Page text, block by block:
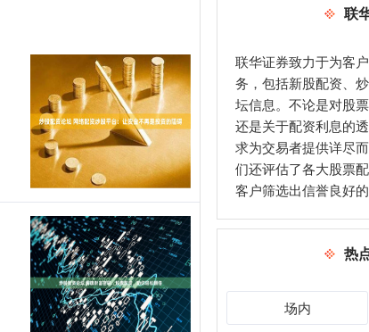
联
联华证券致力于为客
务，包括新股配资、
坛信息。不论是对股
还是关于配资利息的
求为交易者提供详尽
们还评估了各大股票
客户筛选出信誉良好的
热
场内